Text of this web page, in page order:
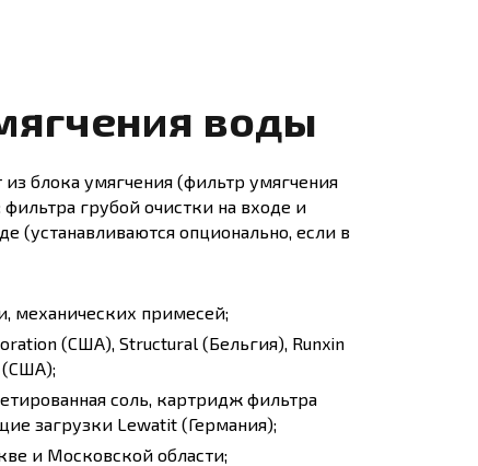
воды
блока умягчения (фильтр умягчения
грубой очистки на входе и
(устанавливаются опционально, если в
механических примесей;
(США), Structural (Бельгия), Runxin
(США);
соль, картридж фильтра
загрузки Lewatit (Германия);
и Московской области;